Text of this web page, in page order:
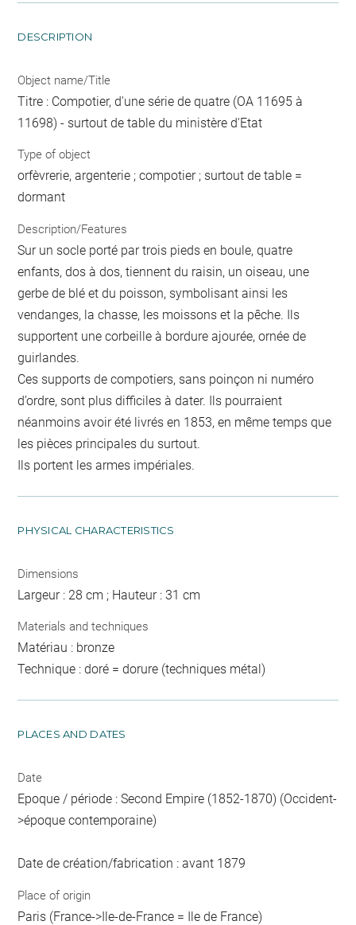
DESCRIPTION
Object name/Title
Titre : Compotier, d'une série de quatre (OA 11695 à
11698) - surtout de table du ministère d'Etat
Type of object
orfèvrerie, argenterie ; compotier ; surtout de table =
dormant
Description/Features
Sur un socle porté par trois pieds en boule, quatre
enfants, dos à dos, tiennent du raisin, un oiseau, une
gerbe de blé et du poisson, symbolisant ainsi les
vendanges, la chasse, les moissons et la pêche. Ils
supportent une corbeille à bordure ajourée, ornée de
guirlandes.
Ces supports de compotiers, sans poinçon ni numéro
d’ordre, sont plus difficiles à dater. Ils pourraient
néanmoins avoir été livrés en 1853, en même temps que
les pièces principales du surtout.
Ils portent les armes impériales.
PHYSICAL CHARACTERISTICS
Dimensions
Largeur : 28 cm ; Hauteur : 31 cm
Materials and techniques
Matériau : bronze
Technique : doré = dorure (techniques métal)
PLACES AND DATES
Date
Epoque / période : Second Empire (1852-1870) (Occident-
>époque contemporaine)
Date de création/fabrication : avant 1879
Place of origin
Paris (France->Ile-de-France = Ile de France)